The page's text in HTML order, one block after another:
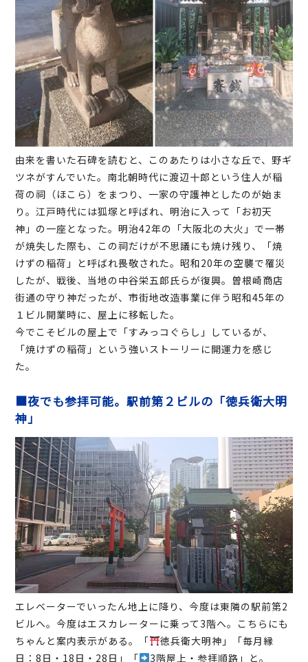
由来を書いた石碑を読むと、このあたりは小さな丘で、野ギ
ツネがすんでいた。南北朝時代に渡辺十郎という住人が稲
荷の祠（ほこら）をまつり、一家の守護神としたのが始ま
り。江戸時代には狐塚と呼ばれ、明治に入って「お初天
神」の一座となった。明治42年の「大阪北の大火」で一帯
が焼失した際も、この祠だけが不思議にも焼け残り、「焼
けずの稲荷」と呼ばれ畏敬された。昭和20年の空襲で罹災
したが、戦後、当地の中谷栄五郎氏らが復興。曽根崎商店
街通の守り神だったが、市街地改造事業に伴う昭和45年の
１ビル開業時に、屋上に移転した。
今でこそビルの屋上で「すみっコぐらし」しているが、
「焼けずの稲荷」という強いストーリーに開運力を感じ
た。
■夜でも参拝可能。駅前第２ビルの「徳兵衛大明
神」
エレベーターでいったん地上に降り、今度は東隣の駅前第2
ビルへ。今度はエスカレーターに乗って3階へ。こちらにも
ちゃんと案内表示がある。「
徳兵衛大明神」「毎月縁
日：8日・18日・28日」「
3階屋上・参拝順路」と。